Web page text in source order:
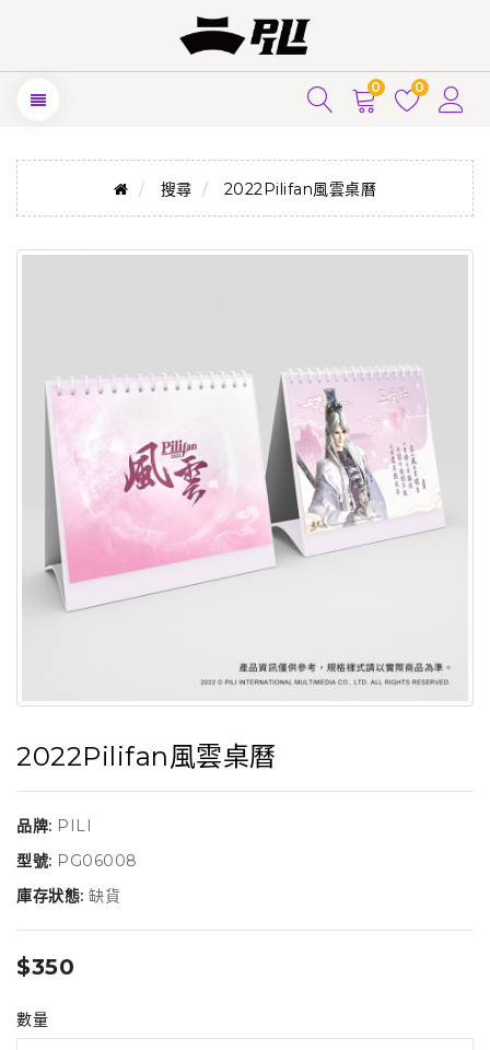
0 0
搜尋 2022Pilifan風雲桌曆
2022Pilifan風雲桌曆
品牌: PILI
型號: PG06008
庫存狀態: 缺貨
$350
數量